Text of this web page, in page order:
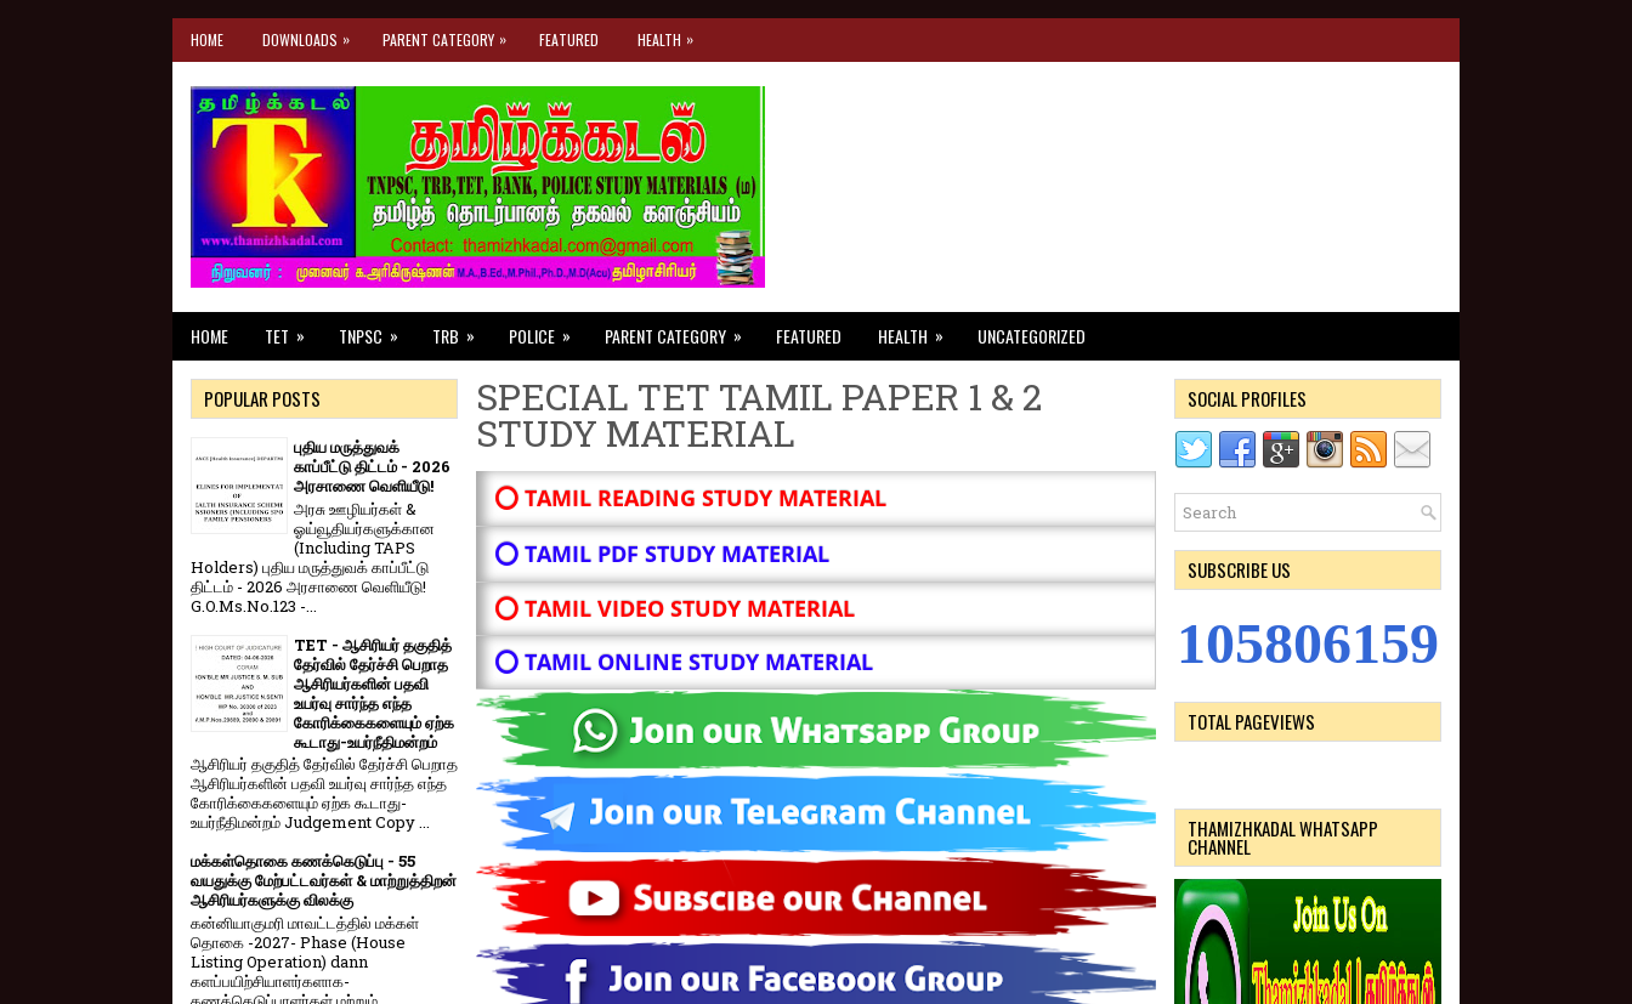
HOME DOWNLOADS » PARENT CATEGORY » FEATURED HEALTH »
HOME TET » TNPSC » TRB » POLICE » PARENT CATEGORY » FEATURED HEALTH » UNCATEGORIZED
SPECIAL TET TAMIL PAPER 1 & 2
STUDY MATERIAL
⭕ TAMIL READING STUDY MATERIAL
⭕ TAMIL PDF STUDY MATERIAL
⭕ TAMIL VIDEO STUDY MATERIAL
⭕ TAMIL ONLINE STUDY MATERIAL
POPULAR POSTS
புதிய மருத்துவக்
காப்பீட்டு திட்டம் - 2026
அரசாணை வெளியீடு!
அரசு ஊழியர்கள் &
ஓய்வூதியர்களுக்கான
(Including TAPS
Holders) புதிய மருத்துவக் காப்பீட்டு
திட்டம் - 2026 அரசாணை வெளியீடு!
G.O.Ms.No.123 -...
TET - ஆசிரியர் தகுதித்
தேர்வில் தேர்ச்சி பெறாத
ஆசிரியர்களின் பதவி
உயர்வு சார்ந்த எந்த
கோரிக்கைகளையும் ஏற்க
கூடாது-உயர்நீதிமன்றம்
ஆசிரியர் தகுதித் தேர்வில் தேர்ச்சி பெறாத
ஆசிரியர்களின் பதவி உயர்வு சார்ந்த எந்த
கோரிக்கைகளையும் ஏற்க கூடாது-
உயர்நீதிமன்றம் Judgement Copy ...
மக்கள்தொகை கணக்கெடுப்பு - 55
வயதுக்கு மேற்பட்டவர்கள் & மாற்றுத்திறன்
ஆசிரியர்களுக்கு விலக்கு
கன்னியாகுமரி மாவட்டத்தில் மக்கள்
தொகை -2027- Phase (House
Listing Operation) dann
களப்பயிற்சியாளர்களாக-
SOCIAL PROFILES
SUBSCRIBE US
105806159
TOTAL PAGEVIEWS
THAMIZHKADAL WHATSAPP
CHANNEL